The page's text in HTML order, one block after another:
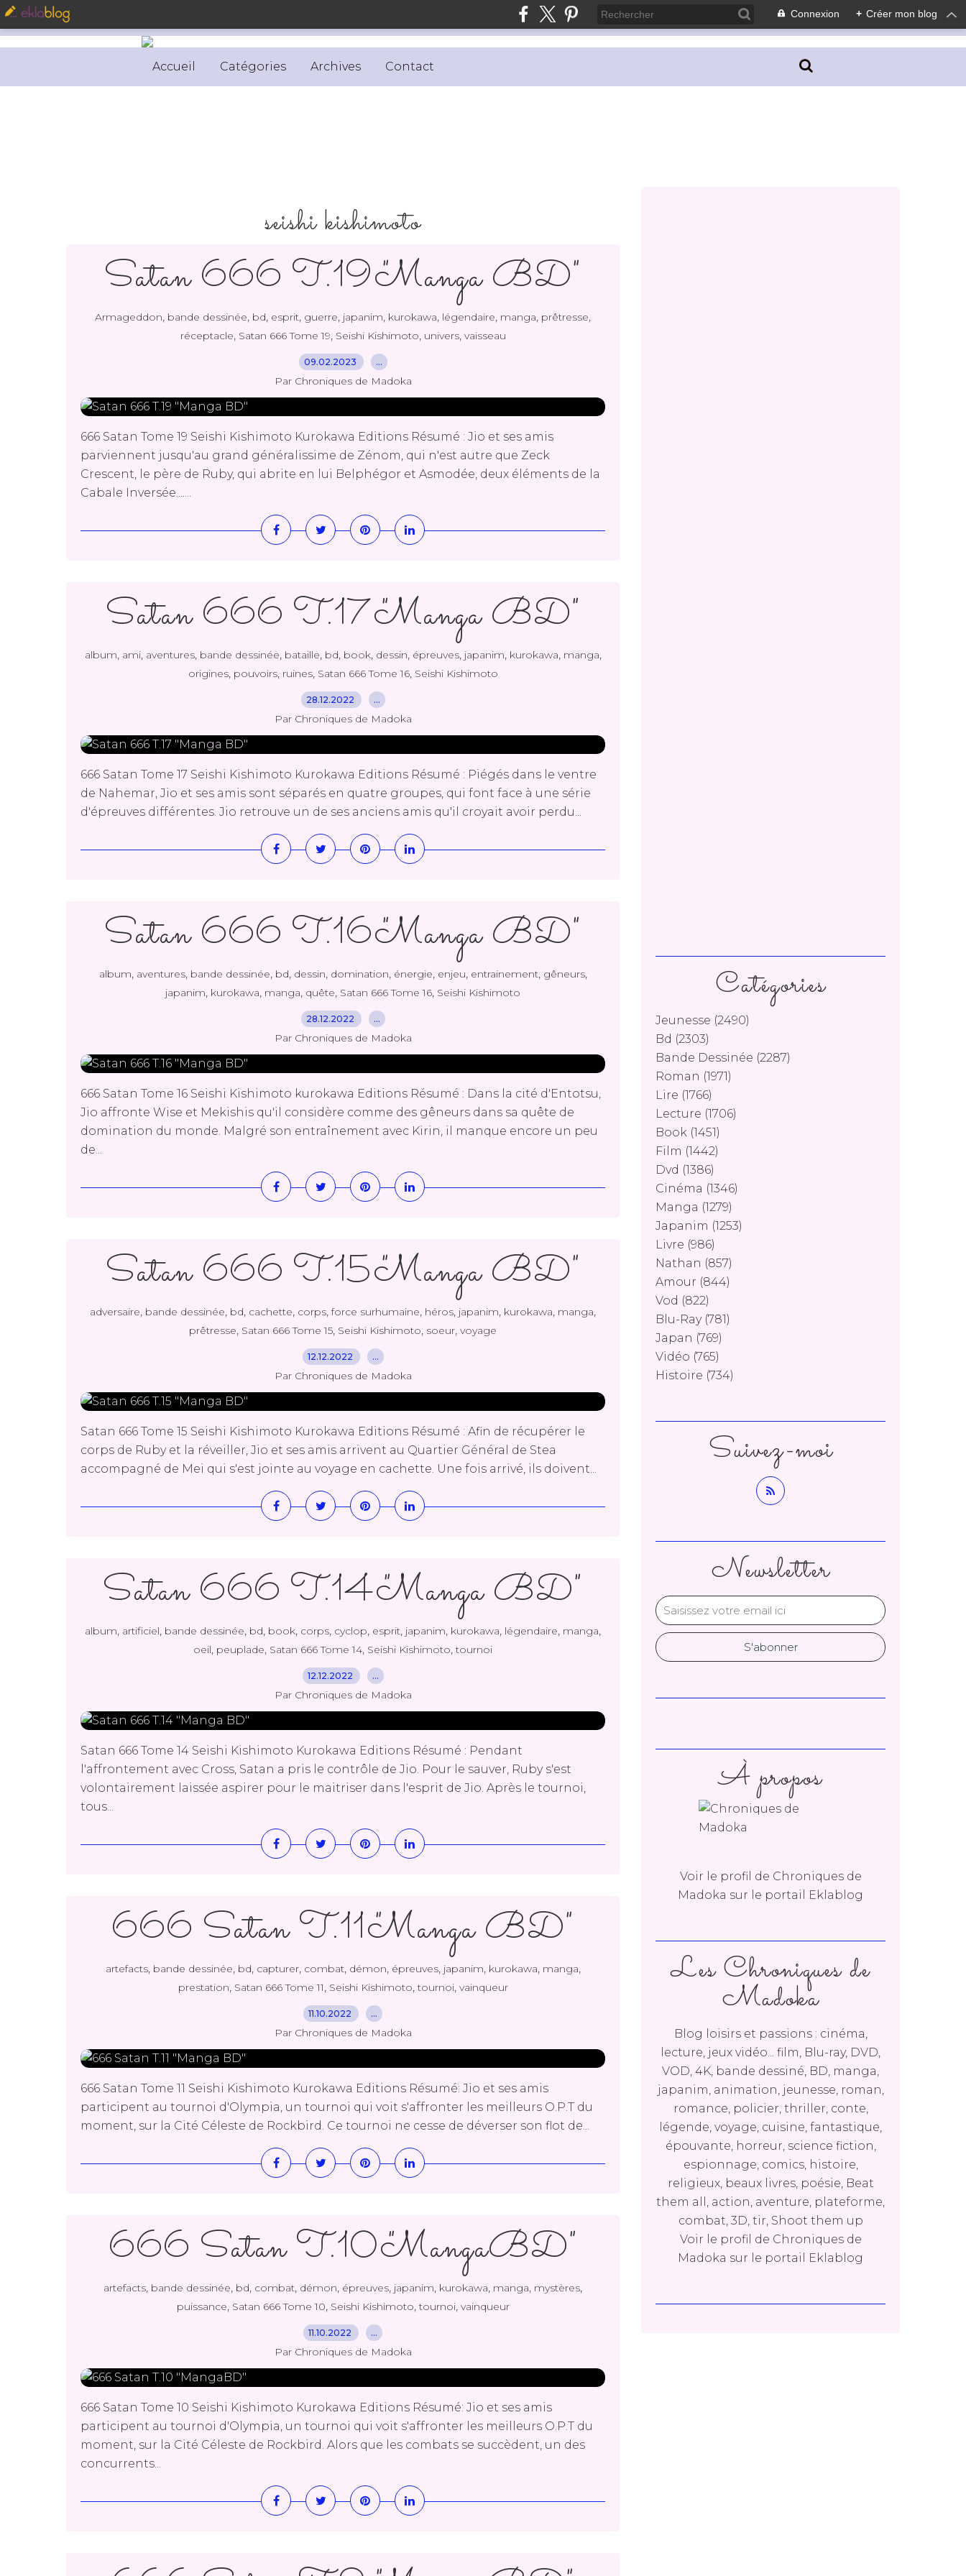
Connexion + Créer mon blog
Accueil Catégories Archives Contact
seishi kishimoto
Satan 666 T.19 "Manga BD"
Armageddon, bande dessinée, bd, esprit, guerre, japanim, kurokawa, légendaire, manga, prêtresse,
réceptacle, Satan 666 Tome 19, Seishi Kishimoto, univers, vaisseau
09.02.2023 …
Par Chroniques de Madoka
666 Satan Tome 19 Seishi Kishimoto Kurokawa Editions Résumé : Jio et ses amis
parviennent jusqu'au grand généralissime de Zénom, qui n'est autre que Zeck
Crescent, le père de Ruby, qui abrite en lui Belphégor et Asmodée, deux éléments de la
Cabale Inversée.......
Satan 666 T.17 "Manga BD"
album, ami, aventures, bande dessinée, bataille, bd, book, dessin, épreuves, japanim, kurokawa, manga,
origines, pouvoirs, ruines, Satan 666 Tome 16, Seishi Kishimoto
28.12.2022 …
Par Chroniques de Madoka
666 Satan Tome 17 Seishi Kishimoto Kurokawa Editions Résumé : Piégés dans le ventre
de Nahemar, Jio et ses amis sont séparés en quatre groupes, qui font face à une série
d'épreuves différentes. Jio retrouve un de ses anciens amis qu'il croyait avoir perdu...
Satan 666 T.16 "Manga BD"
album, aventures, bande dessinée, bd, dessin, domination, énergie, enjeu, entrainement, gêneurs,
japanim, kurokawa, manga, quête, Satan 666 Tome 16, Seishi Kishimoto
28.12.2022 …
Par Chroniques de Madoka
666 Satan Tome 16 Seishi Kishimoto kurokawa Editions Résumé : Dans la cité d'Entotsu,
Jio affronte Wise et Mekishis qu'il considère comme des gêneurs dans sa quête de
domination du monde. Malgré son entraînement avec Kirin, il manque encore un peu
de...
Satan 666 T.15 "Manga BD"
adversaire, bande dessinée, bd, cachette, corps,force surhumaine, héros, japanim, kurokawa, manga,
prêtresse, Satan 666 Tome 15, Seishi Kishimoto, soeur, voyage
12.12.2022 …
Par Chroniques de Madoka
Satan 666 Tome 15 Seishi Kishimoto Kurokawa Editions Résumé : Afin de récupérer le
corps de Ruby et la réveiller, Jio et ses amis arrivent au Quartier Général de Stea
accompagné de Mei qui s'est jointe au voyage en cachette. Une fois arrivé, ils doivent...
Satan 666 T.14 "Manga BD"
album, artificiel, bande dessinée, bd, book, corps, cyclop, esprit, japanim, kurokawa, légendaire, manga,
oeil, peuplade, Satan 666 Tome 14, Seishi Kishimoto,tournoi
12.12.2022 …
Par Chroniques de Madoka
Satan 666 Tome 14 Seishi Kishimoto Kurokawa Editions Résumé : Pendant
l'affrontement avec Cross, Satan a pris le contrôle de Jio. Pour le sauver, Ruby s'est
volontairement laissée aspirer pour le maitriser dans l'esprit de Jio. Après le tournoi,
tous...
666 Satan T.11 "Manga BD"
artefacts, bande dessinée, bd, capturer, combat, démon, épreuves, japanim, kurokawa, manga,
prestation, Satan 666 Tome 11, Seishi Kishimoto,tournoi, vainqueur
11.10.2022 …
Par Chroniques de Madoka
666 Satan Tome 11 Seishi Kishimoto Kurokawa Editions Résumé: Jio et ses amis
participent au tournoi d'Olympia, un tournoi qui voit s'affronter les meilleurs O.P.T du
moment, sur la Cité Céleste de Rockbird. Ce tournoi ne cesse de déverser son flot de...
666 Satan T.10 "MangaBD"
artefacts, bande dessinée, bd, combat, démon, épreuves, japanim, kurokawa, manga, mystères,
puissance, Satan 666 Tome 10, Seishi Kishimoto,tournoi, vainqueur
11.10.2022 …
Par Chroniques de Madoka
666 Satan Tome 10 Seishi Kishimoto Kurokawa Editions Résumé: Jio et ses amis
participent au tournoi d'Olympia, un tournoi qui voit s'affronter les meilleurs O.P.T du
moment, sur la Cité Céleste de Rockbird. Alors que les combats se succèdent, un des
concurrents...
Newsletter
Catégories
Jeunesse (2490)
Bd (2303)
Bande Dessinée (2287)
Roman (1971)
Lire (1766)
Lecture (1706)
Book (1451)
Film (1442)
Dvd (1386)
Cinéma (1346)
Manga (1279)
Japanim (1253)
Livre (986)
Nathan (857)
Amour (844)
Vod (822)
Blu-Ray(781)
Japan (769)
Vidéo (765)
Histoire (734)
Les Chroniques de
Madoka
Blog loisirs et passions : cinéma,
lecture, jeux vidéo... film, Blu-ray, DVD,
VOD, 4K, bande dessiné, BD, manga,
japanim, animation, jeunesse, roman,
romance, policier, thriller, conte,
légende, voyage, cuisine, fantastique,
épouvante, horreur, science fiction,
espionnage, comics, histoire,
religieux, beaux livres, poésie, Beat
them all, action, aventure, plateforme,
combat, 3D, tir, Shoot them up
Voir le profil de Chroniques de
Madoka sur le portail Eklablog
Suivez-moi
À propos
Voir le profil de Chroniques de
Madoka sur le portail Eklablog